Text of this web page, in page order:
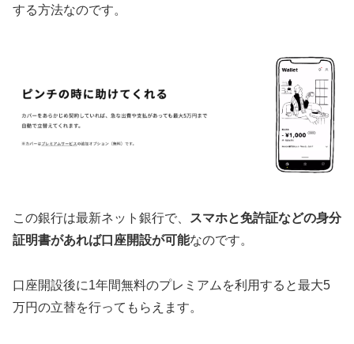
する方法なのです。
この銀行は最新ネット銀行で、
スマホと免許証などの身分
証明書があれば口座開設が可能なのです。
口座開設後に1年間無料のプレミアムを利用すると最大5
万円の立替を行ってもらえます。